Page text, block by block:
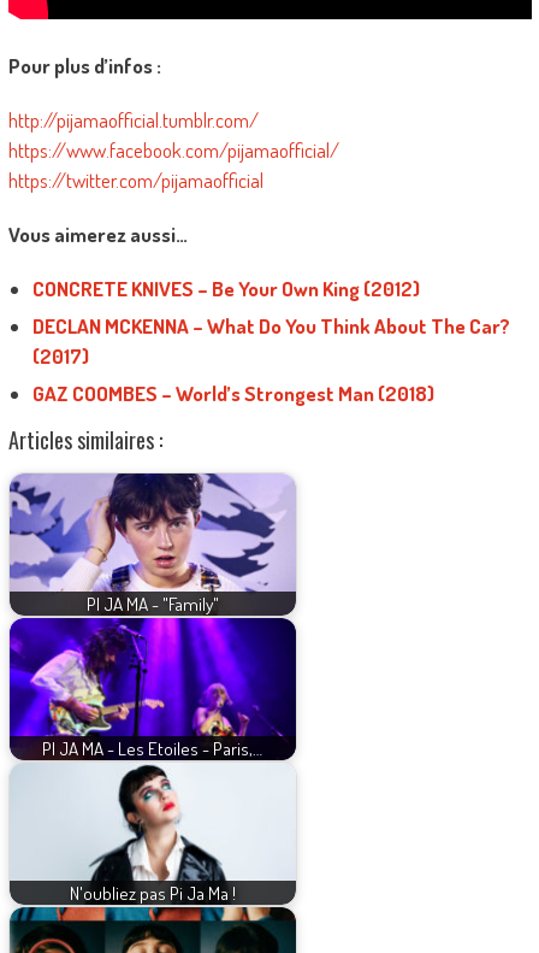
Pour plus d’infos :
http://pijamaofficial.tumblr.com/
https://www.facebook.com/pijamaofficial/
https://twitter.com/pijamaofficial
Vous aimerez aussi…
CONCRETE KNIVES – Be Your Own King (2012)
DECLAN MCKENNA – What Do You Think About The Car?
(2017)
GAZ COOMBES – World’s Strongest Man (2018)
Articles similaires :
PI JA MA - "Family"
PI JA MA - Les Etoiles - Paris,…
N'oubliez pas Pi Ja Ma !